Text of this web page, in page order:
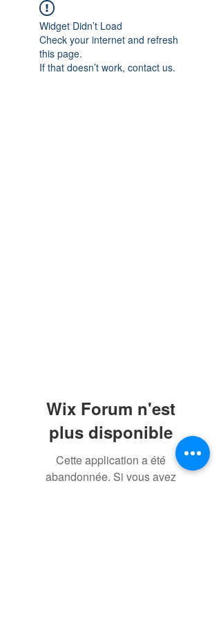
Widget Didn’t Load
Check your internet and refresh
this page.
If that doesn’t work, contact us.
Wix Forum n'est
plus disponible
Cette application a été
abandonnée. Si vous avez